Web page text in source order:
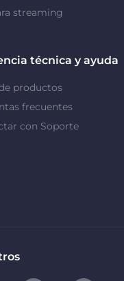
streaming
técnica y ayuda
productos
frecuentes
con Soporte